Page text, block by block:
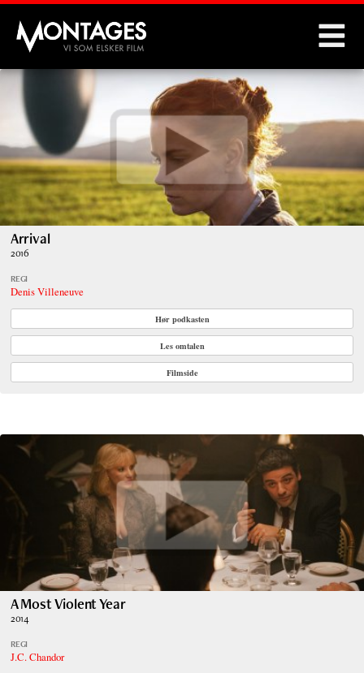
Montages
Arrival
2016
REGI
Denis Villeneuve
Hør podkasten
Les omtalen
Filmside
A Most Violent Year
2014
REGI
J.C. Chandor